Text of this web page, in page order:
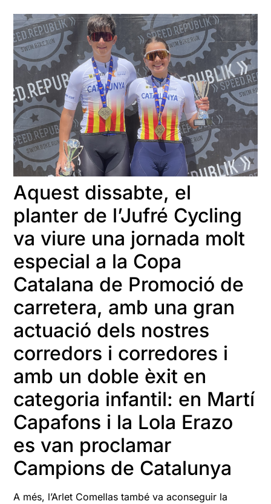
Aquest dissabte, el
planter de l’Jufré Cycling
va viure una jornada molt
especial a la Copa
Catalana de Promoció de
carretera, amb una gran
actuació dels nostres
corredors i corredores i
amb un doble èxit en
categoria infantil: en Martí
Capafons i la Lola Erazo
es van proclamar
Campions de Catalunya
A més, l’Arlet Comellas també va aconseguir la